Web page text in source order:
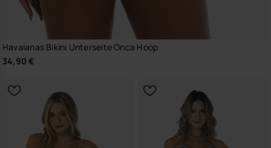
Havaianas Bikini Unterseite Onca Hoop
34,90 €